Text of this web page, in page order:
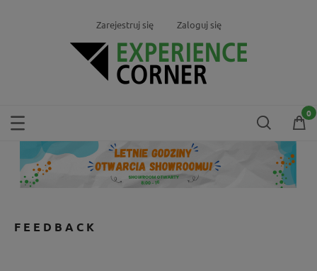
Zarejestruj się Zaloguj się
FEEDBACK